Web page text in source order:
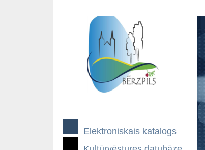
Elektroniskais katalogs